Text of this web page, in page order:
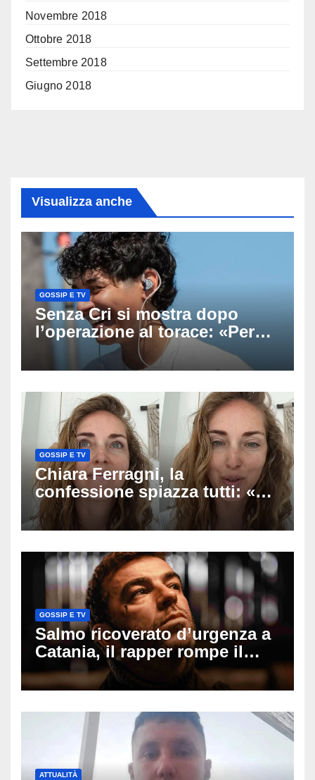
Novembre 2018
Ottobre 2018
Settembre 2018
Giugno 2018
Visualizza anche
GOSSIP E TV
Senza Cri si mostra dopo
l’operazione al torace: «Per
anni mi sentivo in trappola», il
racconto sul difficile percorso
GOSSIP E TV
Chiara Ferragni, la
confessione spiazza tutti: «Un
mio ex voleva che mi rifacessi
il seno». Poi svela i ritocchi di
GOSSIP E TV
Salmo ricoverato d’urgenza a
Catania, il rapper rompe il
silenzio dopo la notte in
ospedale: come sta e cosa
ATTUALITÀ